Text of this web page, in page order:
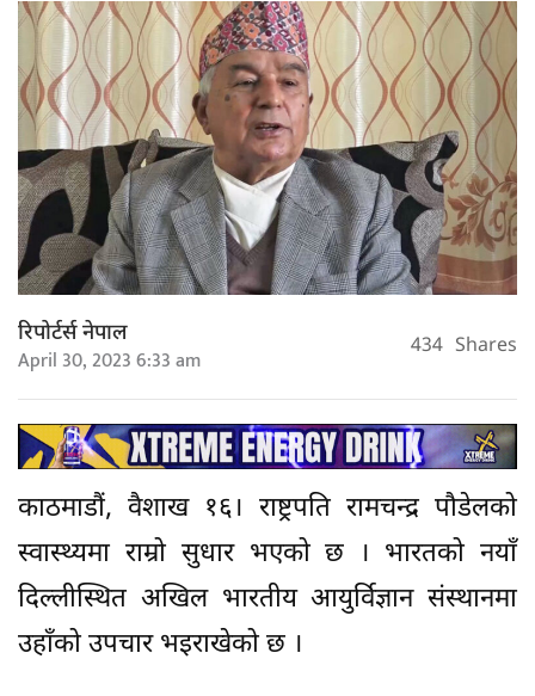
रिपोर्टर्स नेपाल
April 30, 2023 6:33 am 434 Shares
काठमाडौं, वैशाख १६। राष्ट्रपति रामचन्द्र पौडेलको
स्वास्थ्यमा राम्रो सुधार भएको छ । भारतको नयाँ
दिल्लीस्थित अखिल भारतीय आयुर्विज्ञान संस्थानमा
उहाँको उपचार भइराखेको छ ।